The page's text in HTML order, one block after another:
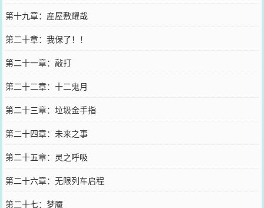
第十九章：産屋敷耀哉
第二十章：我保了！！
第二十一章：敲打
第二十二章：十二鬼月
第二十三章：垃圾金手指
第二十四章：未来之事
第二十五章：灵之呼吸
第二十六章：无限列车启程
第二十七：梦魇